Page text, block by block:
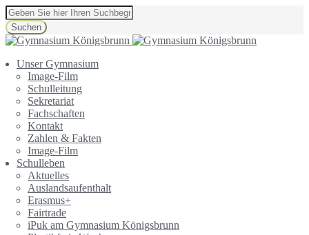
Suchen
Unser Gymnasium
Image-Film
Schulleitung
Sekretariat
Fachschaften
Kontakt
Zahlen & Fakten
Image-Film
Schulleben
Aktuelles
Auslandsaufenthalt
Erasmus+
Fairtrade
iPuk am Gymnasium Königsbrunn